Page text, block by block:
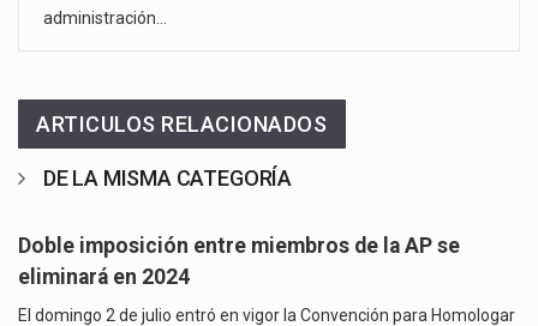
administración…
ARTICULOS RELACIONADOS
DE LA MISMA CATEGORÍA
Doble imposición entre miembros de la AP se
eliminará en 2024
El domingo 2 de julio entró en vigor la Convención para Homologar